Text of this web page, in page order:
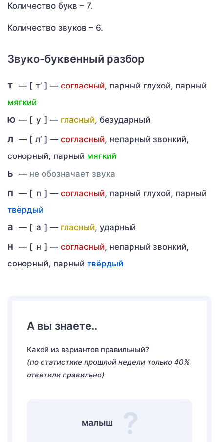
Количество букв – 7.
Количество звуков – 6.
Звуко-буквенный разбор
т — [ т’ ] — согласный, парный глухой, парный
мягкий
ю — [ у ] — гласный, безударный
л — [ л’ ] — согласный, непарный звонкий,
сонорный, парный мягкий
ь — не обозначает звука
п — [ п ] — согласный, парный глухой, парный
твёрдый
а — [ а ] — гласный, ударный
н — [ н ] — согласный, непарный звонкий,
сонорный, парный твёрдый
А вы знаете..
Какой из вариантов правильный?
(по статистике прошлой недели только 40%
ответили правильно)
малыш